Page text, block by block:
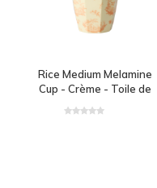
Rice Medium Melamine
Cup - Crème - Toile de